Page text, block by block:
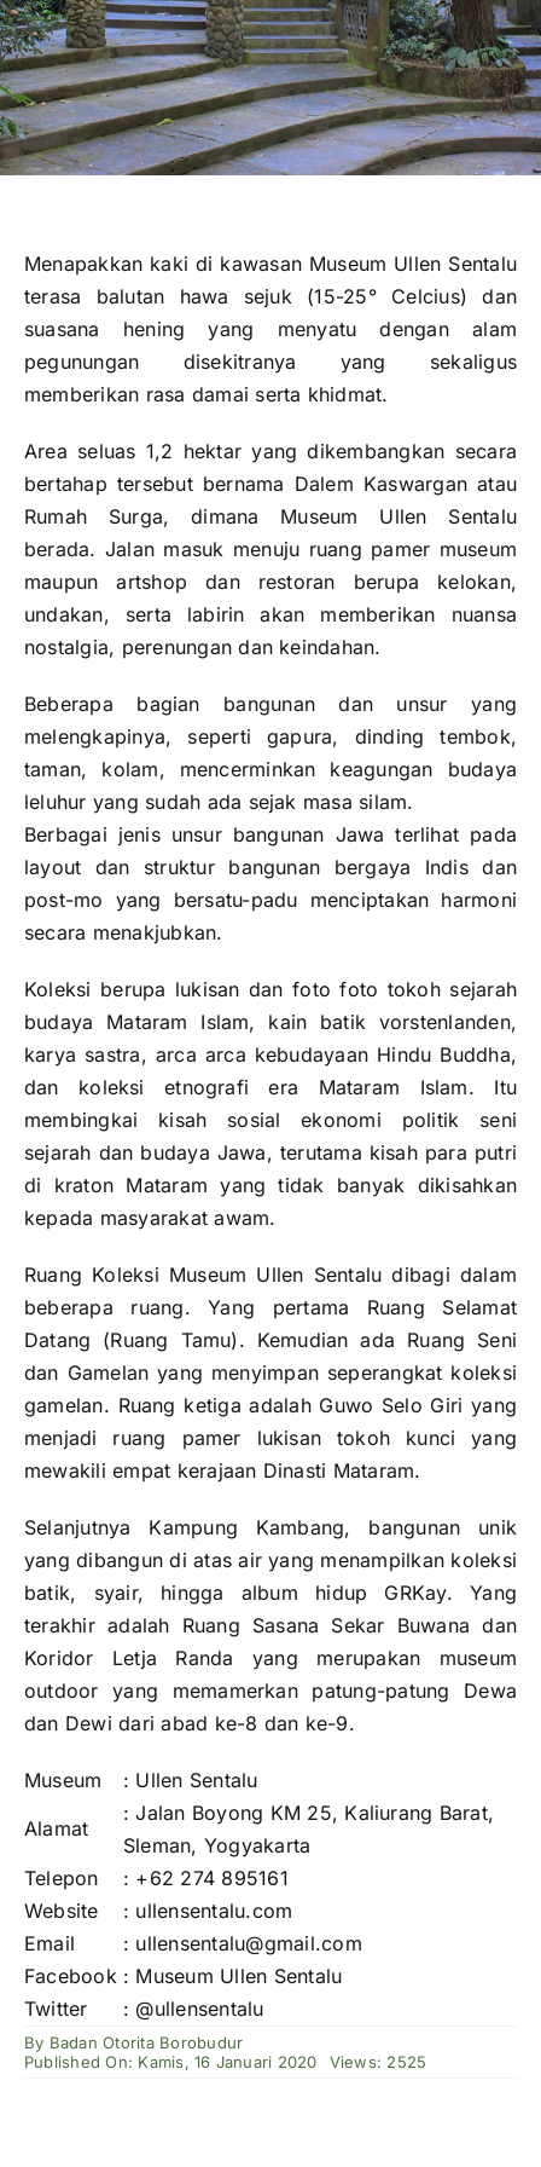
Publikasi
Peta Wisata
BLU
Menapakkan kaki di kawasan Museum Ullen Sentalu
terasa balutan hawa sejuk (15-25° Celcius) dan
suasana hening yang menyatu dengan alam
pegunungan disekitranya yang sekaligus
memberikan rasa damai serta khidmat.
Area seluas 1,2 hektar yang dikembangkan secara
bertahap tersebut bernama Dalem Kaswargan atau
Rumah Surga, dimana Museum Ullen Sentalu
berada. Jalan masuk menuju ruang pamer museum
maupun artshop dan restoran berupa kelokan,
undakan, serta labirin akan memberikan nuansa
nostalgia, perenungan dan keindahan.
Beberapa bagian bangunan dan unsur yang
melengkapinya, seperti gapura, dinding tembok,
taman, kolam, mencerminkan keagungan budaya
leluhur yang sudah ada sejak masa silam.
Berbagai jenis unsur bangunan Jawa terlihat pada
layout dan struktur bangunan bergaya Indis dan
post-mo yang bersatu-padu menciptakan harmoni
secara menakjubkan.
Koleksi berupa lukisan dan foto foto tokoh sejarah
budaya Mataram Islam, kain batik vorstenlanden,
karya sastra, arca arca kebudayaan Hindu Buddha,
dan koleksi etnografi era Mataram Islam. Itu
membingkai kisah sosial ekonomi politik seni
sejarah dan budaya Jawa, terutama kisah para putri
di kraton Mataram yang tidak banyak dikisahkan
kepada masyarakat awam.
Ruang Koleksi Museum Ullen Sentalu dibagi dalam
beberapa ruang. Yang pertama Ruang Selamat
Datang (Ruang Tamu). Kemudian ada Ruang Seni
dan Gamelan yang menyimpan seperangkat koleksi
gamelan. Ruang ketiga adalah Guwo Selo Giri yang
menjadi ruang pamer lukisan tokoh kunci yang
mewakili empat kerajaan Dinasti Mataram.
Selanjutnya Kampung Kambang, bangunan unik
yang dibangun di atas air yang menampilkan koleksi
batik, syair, hingga album hidup GRKay. Yang
terakhir adalah Ruang Sasana Sekar Buwana dan
Koridor Letja Randa yang merupakan museum
outdoor yang memamerkan patung-patung Dewa
dan Dewi dari abad ke-8 dan ke-9.
Museum
: Ullen Sentalu
Alamat
: Jalan Boyong KM 25, Kaliurang Barat,
Sleman, Yogyakarta
Telepon
: +62 274 895161
Website
: ullensentalu.com
Email
: ullensentalu@gmail.com
Facebook : Museum Ullen Sentalu
Twitter
: @ullensentalu
By Badan Otorita Borobudur
Published On: Kamis, 16 Januari 2020
Views: 2525